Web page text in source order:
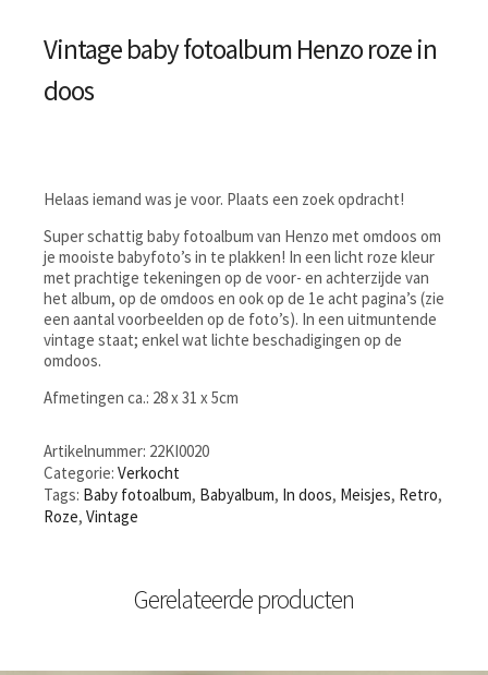
Vintage baby fotoalbum Henzo roze in
doos
Helaas iemand was je voor. Plaats een zoek opdracht!
Super schattig baby fotoalbum van Henzo met omdoos om
je mooiste babyfoto’s in te plakken! In een licht roze kleur
met prachtige tekeningen op de voor- en achterzijde van
het album, op de omdoos en ook op de 1e acht pagina’s (zie
een aantal voorbeelden op de foto’s). In een uitmuntende
vintage staat; enkel wat lichte beschadigingen op de
omdoos.
Afmetingen ca.: 28 x 31 x 5cm
Artikelnummer: 22KI0020
Categorie: Verkocht
Tags: Baby fotoalbum, Babyalbum, In doos, Meisjes, Retro,
Roze, Vintage
Gerelateerde producten